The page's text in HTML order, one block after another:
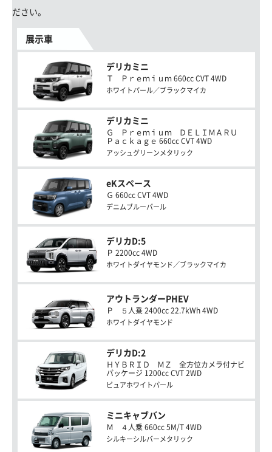
ださい。
展示車
デリカミニ
Ｔ Ｐｒｅｍｉｕｍ 660cc CVT 4WD
ホワイトパール／ブラックマイカ
デリカミニ
Ｇ Ｐｒｅｍｉｕｍ ＤＥＬＩＭＡＲＵ
Ｐａｃｋａｇｅ 660cc CVT 4WD
アッシュグリーンメタリック
eKスペース
Ｇ 660cc CVT 4WD
デニムブルーパール
デリカD:5
Ｐ 2200cc 4WD
ホワイトダイヤモンド／ブラックマイカ
アウトランダーPHEV
Ｐ ５人乗 2400cc 22.7kWh 4WD
ホワイトダイヤモンド
デリカD:2
ＨＹＢＲＩＤ ＭＺ 全方位カメラ付ナビ
パッケージ 1200cc CVT 2WD
ピュアホワイトパール
ミニキャブバン
Ｍ ４人乗 660cc 5M/T 4WD
シルキーシルバーメタリック